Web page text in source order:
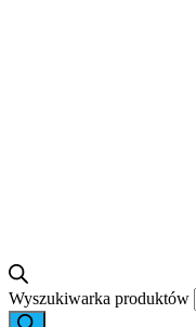
Wyszukiwarka produktów